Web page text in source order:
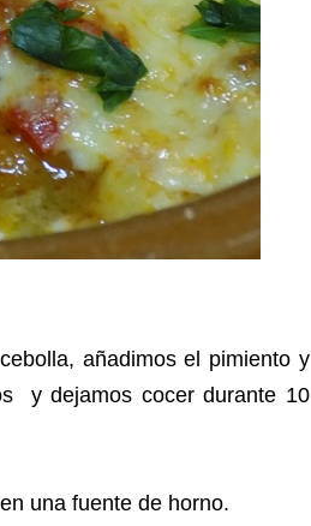
añadimos el pimiento y
y dejamos cocer durante 10
una fuente de horno.